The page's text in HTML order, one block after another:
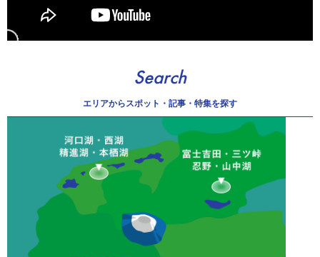
Search
エリアからスポット・記事・特集を探す